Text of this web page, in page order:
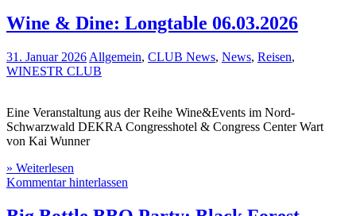
Wine & Dine: Longtable 06.03.2026
31. Januar 2026 Allgemein, CLUB News, News, Reisen,
WINESTR CLUB
Eine Veranstaltung aus der Reihe Wine&Events im Nord-
Schwarzwald DEKRA Congresshotel & Congress Center Wart
von Kai Wunner
» Weiterlesen
Kommentar hinterlassen